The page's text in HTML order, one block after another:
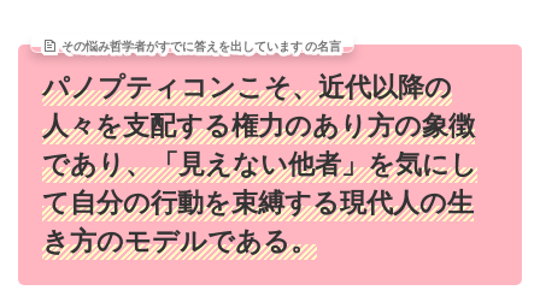
その悩み哲学者がすでに答えを出しています の名言
パノプティコンこそ、近代以降の
人々を支配する権力のあり方の象徴
であり、「見えない他者」を気にし
て自分の行動を束縛する現代人の生
き方のモデルである。